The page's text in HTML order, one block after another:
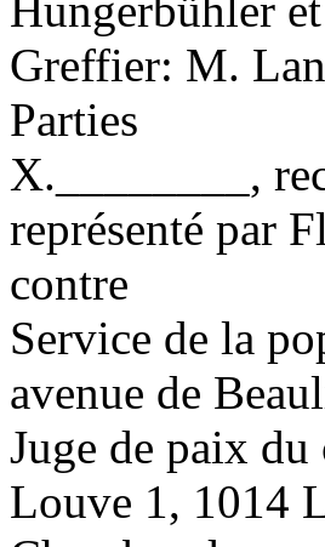
Greffier: M.
Parties
X.________,
représenté par
contre
Service de la
avenue de
Juge de paix du
Louve 1, 1014